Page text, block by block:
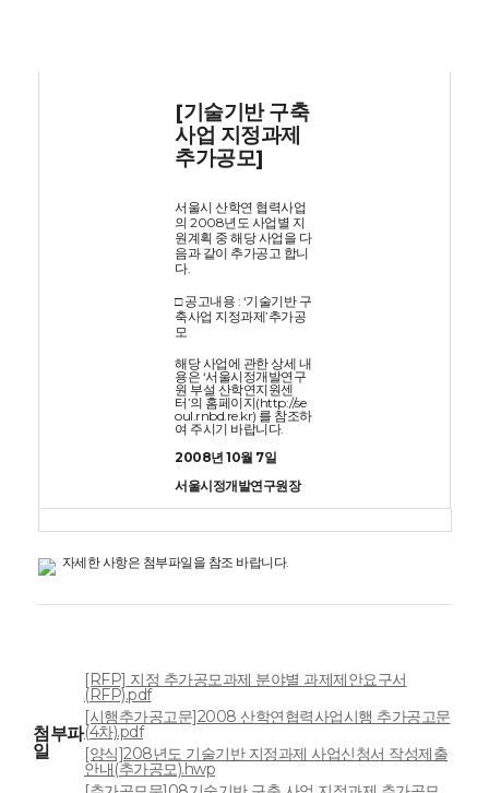
[기술기반 구축
사업 지정과제
추가공모]
서울시 산학연 협력사업
의 2008년도 사업별 지
원계획 중 해당 사업을 다
음과 같이 추가공고 합니
다.
□ 공고내용 : ‘기술기반 구
축사업 지정과제’추가공
모
해당 사업에 관한 상세 내
용은 ‘서울시정개발연구
원 부설 산학연지원센
터’의 홈페이지(http://se
oul.rnbd.re.kr) 를 참조하
여 주시기 바랍니다.
2008년 10월 7일
서울시정개발연구원장
자세한 사항은 첨부파일을 참조 바랍니다.
첨부파
일
[RFP] 지정 추가공모과제 분야별 과제제안요구서
(RFP).pdf
[시행추가공고문]2008 산학연협력사업시행 추가공고문
(4차).pdf
[양식]208년도 기술기반 지정과제 사업신청서 작성제출
안내(추가공모).hwp